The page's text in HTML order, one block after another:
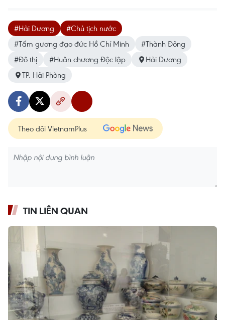
#Hải Dương
#Chủ tịch nước
#Tấm gương đạo đức Hồ Chí Minh
#Thành Đông
#Đô thị
#Huân chương Độc lập
Hải Dương
TP. Hải Phòng
Theo dõi VietnamPlus
TIN LIÊN QUAN